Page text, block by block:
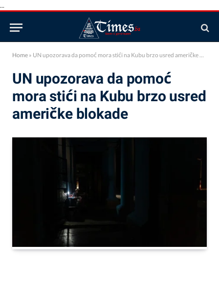
...
Home » UN upozorava da pomoć mora stići na Kubu brzo usred američke blokade
UN upozorava da pomoć
mora stići na Kubu brzo usred
američke blokade